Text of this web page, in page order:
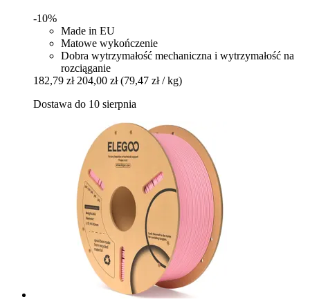
-10%
Made in EU
Matowe wykończenie
Dobra wytrzymałość mechaniczna i wytrzymałość na
rozciąganie
182,79 zł 204,00 zł (79,47 zł / kg)
Dostawa do 10 sierpnia